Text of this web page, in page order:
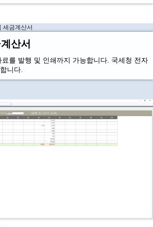
산서
를 발행 및 인쇄까지 가능합니다. 국세청 전자
니다.